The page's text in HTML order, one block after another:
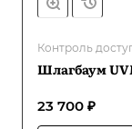
Контроль
Шлагбаум
23 700 ₽